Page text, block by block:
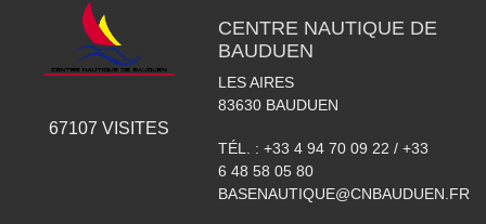
67107 VISITES
CENTRE NAUTIQUE DE
BAUDUEN
LES AIRES
83630 BAUDUEN
TÉL. : +33 4 94 70 09 22 / +33
6 48 58 05 80
BASENAUTIQUE@CNBAUDUEN.FR